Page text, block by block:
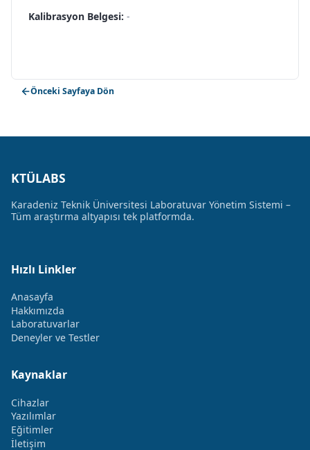
Kalibrasyon Belgesi: -
Önceki Sayfaya Dön
KTÜLABS
Karadeniz Teknik Üniversitesi Laboratuvar Yönetim Sistemi –
Tüm araştırma altyapısı tek platformda.
Hızlı Linkler
Anasayfa
Hakkımızda
Laboratuvarlar
Deneyler ve Testler
Kaynaklar
Cihazlar
Yazılımlar
Eğitimler
İletişim